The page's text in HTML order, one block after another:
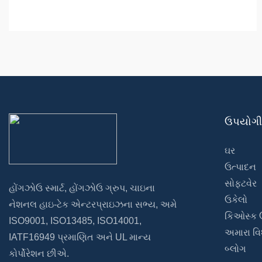
હોંગઝોઉ સ્માર્ટ, હોંગઝોઉ ગ્રુપ, ચાઇના
નેશનલ હાઇ-ટેક એન્ટરપ્રાઇઝના સભ્ય, અમે
ISO9001, ISO13485, ISO14001,
IATF16949 પ્રમાણિત અને UL માન્ય
કોર્પોરેશન છીએ.
ઘર
ઉત્પાદન
સોફ્ટવેર
ઉકેલો
કિઓસ્ક
અમારા
બ્લોગ